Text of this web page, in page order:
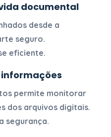
documental
desde a
seguro.
eficiente.
permite monitorar
dos arquivos digitais.
segurança.